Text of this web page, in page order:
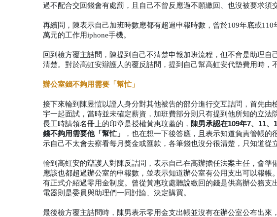
過不配合交回錢會有處罰，且自己不曾反應過不願繳回、也沒被要求須
再續問，陳表示自己加班時數應都有超過申報時數，曾於109年底或
萬元的工作用iphone手機。
回到檢方覆主詰問，陳提到自己不清楚申報加班流程，但不會是助理
清楚。對於高虹安辯護人的覆反詰問，提到自己幫高虹安代墊費用時，
辦公室錢不夠用需要「幫忙」
接下來輪到陳昱愷以證人身分對其他被告的部分進行交互詰問，首先
宇一起面試，當時並未確定薪資，加班費部分則只有提到他所知的立
長工時請領名冊上的印章是授權黃惠玟蓋的， 陳男承認在109年7、11
錢不夠用需要他「幫忙」
，也在想一下後答應，且表示知道負責管帳的
示自己不太會去察看每月獎金或匯款，各筆錢也沒分很清楚，只知道從
輪到高虹安的辯護人對陳反詰問，表示自己在高辦擔任法案主任，會
應該也都超過辦公室的申報數，並表示知道辦公室有公用支出可以報帳。
有正式介紹過零用金制度。曾從黃惠玟處聽說繳回的錢是供高辦公務
電器則是委員與助理們一同討論、決定購買。
最後檢方覆主詰問時，陳男表示零用金支出帳並沒有在辦公室公布出來